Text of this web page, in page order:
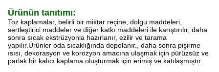
Ürünün tanıtımı:
Toz kaplamalar, belirli bir miktar reçine, dolgu maddeleri,
sertleştirici maddeler ve diğer katkı maddeleri ile karıştırılır, daha
sonra sıcak ekstrüzyonla hazırlanır, ezilir ve tarama
yapılır.Ürünler oda sıcaklığında depolanır., daha sonra pişirme
ısısı, dekorasyon ve korozyon amacına ulaşmak için pürüzsüz ve
parlak bir kalıcı kaplama oluşturmak için erimiş ve katılaşmıştır.